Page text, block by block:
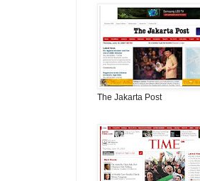
The Jakarta Post